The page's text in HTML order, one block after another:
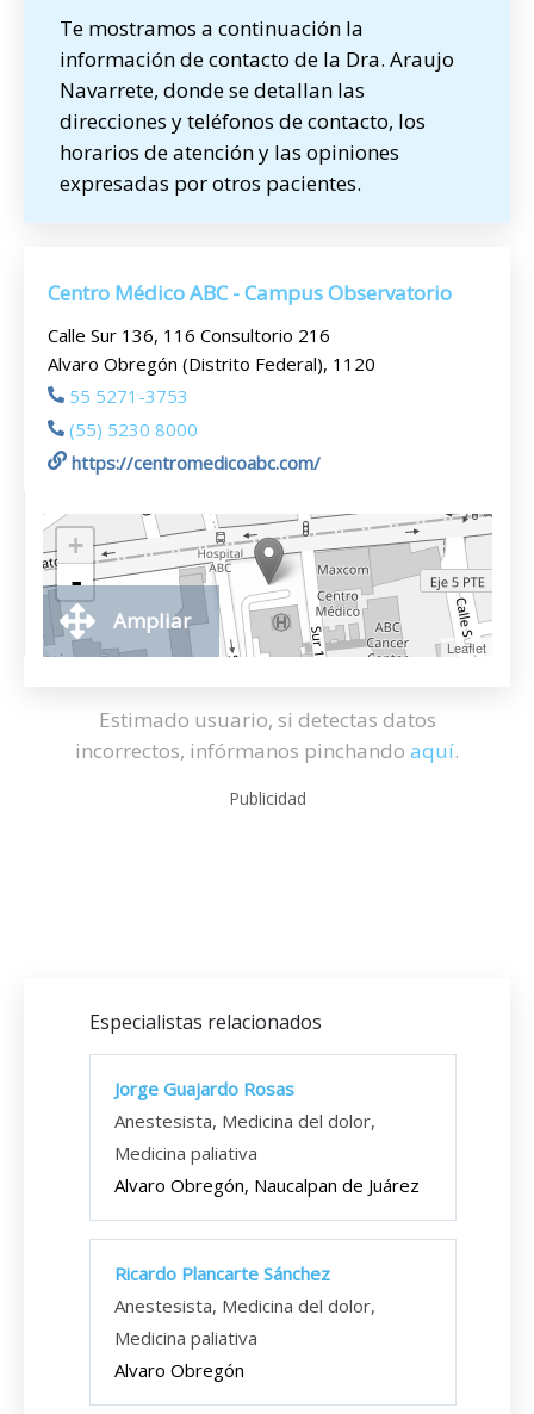
Te mostramos a continuación la
información de contacto de la Dra. Araujo
Navarrete, donde se detallan las
direcciones y teléfonos de contacto, los
horarios de atención y las opiniones
expresadas por otros pacientes.
Centro Médico ABC - Campus Observatorio
Calle Sur 136, 116 Consultorio 216
Alvaro Obregón (Distrito Federal), 1120
55 5271-3753
(55) 5230 8000
https://centromedicoabc.com/
+
-
Leaflet
Ampliar
Estimado usuario, si detectas datos
incorrectos, infórmanos pinchando aquí.
Publicidad
Especialistas relacionados
Jorge Guajardo Rosas
Anestesista, Medicina del dolor,
Medicina paliativa
Alvaro Obregón, Naucalpan de Juárez
Ricardo Plancarte Sánchez
Anestesista, Medicina del dolor,
Medicina paliativa
Alvaro Obregón